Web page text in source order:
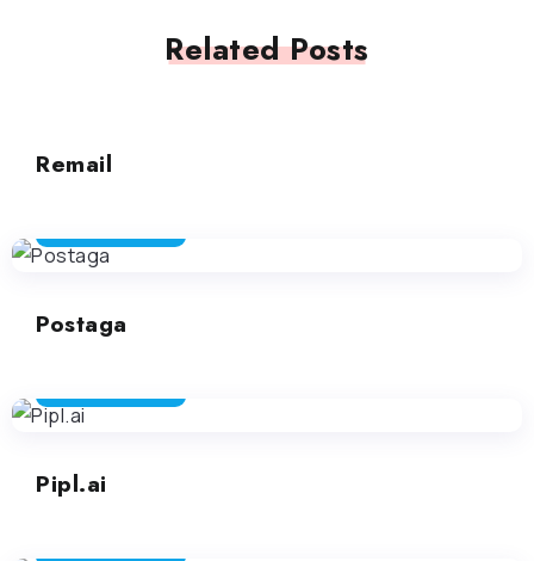
Related Posts
Remail
Postaga
Pipl.ai